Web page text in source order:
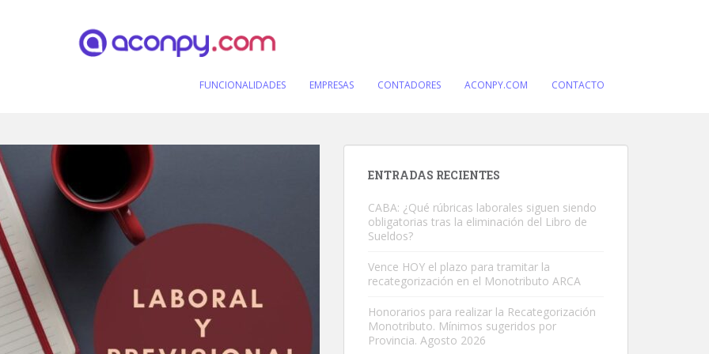
FUNCIONALIDADES EMPRESAS CONTADORES ACONPY.COM CONTACTO
ENTRADAS RECIENTES
CABA: ¿Qué rúbricas laborales siguen siendo
obligatorias tras la eliminación del Libro de
Sueldos?
Vence HOY el plazo para tramitar la
recategorización en el Monotributo ARCA
Honorarios para realizar la Recategorización
Monotributo. Mínimos sugeridos por
Provincia. Agosto 2026